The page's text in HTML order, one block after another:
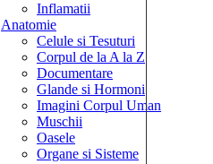
Inflamatii
Anatomie
Celule si Tesuturi
Corpul de la A la Z
Documentare
Glande si Hormoni
Imagini Corpul Uman
Muschii
Oasele
Organe si Sisteme